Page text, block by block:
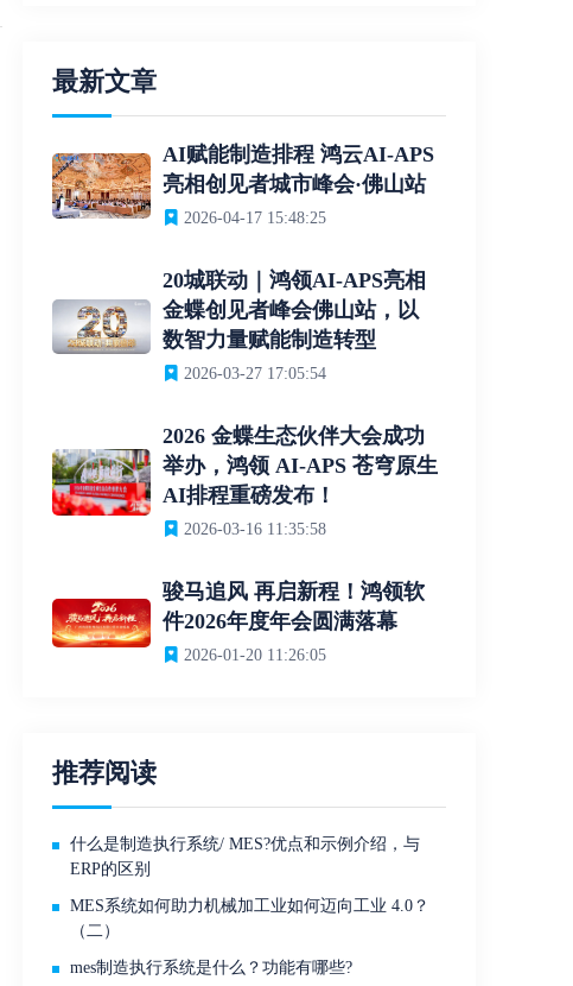
最新文章
AI赋能制造排程 鸿云AI-APS
亮相创见者城市峰会·佛山站
2026-04-17 15:48:25
20城联动｜鸿领AI-APS亮相
金蝶创见者峰会佛山站，以
数智力量赋能制造转型
2026-03-27 17:05:54
2026 金蝶生态伙伴大会成功
举办，鸿领 AI-APS 苍穹原生
AI排程重磅发布！
2026-03-16 11:35:58
骏马追风 再启新程！鸿领软
件2026年度年会圆满落幕
2026-01-20 11:26:05
推荐阅读
什么是制造执行系统/ MES?优点和示例介绍，与
ERP的区别
MES系统如何助力机械加工业如何迈向工业 4.0？
（二）
mes制造执行系统是什么？功能有哪些?